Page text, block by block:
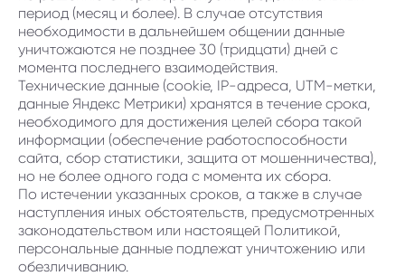
период (месяц и более). В случае отсутствия
необходимости в дальнейшем общении данные
уничтожаются не позднее 30 (тридцати) дней с
момента последнего взаимодействия.
Технические данные (cookie, IP-адреса, UTM-метки,
данные Яндекс Метрики) хранятся в течение срока,
необходимого для достижения целей сбора такой
информации (обеспечение работоспособности
сайта, сбор статистики, защита от мошенничества),
но не более одного года с момента их сбора.
По истечении указанных сроков, а также в случае
наступления иных обстоятельств, предусмотренных
законодательством или настоящей Политикой,
персональные данные подлежат уничтожению или
обезличиванию.